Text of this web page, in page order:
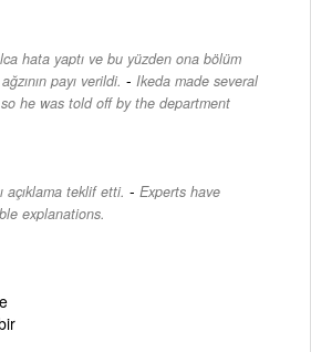
hata yaptı ve bu yüzden ona bölüm
payı verildi. - Ikeda made several
he was told off by the department
açıklama teklif etti. - Experts have
explanations.